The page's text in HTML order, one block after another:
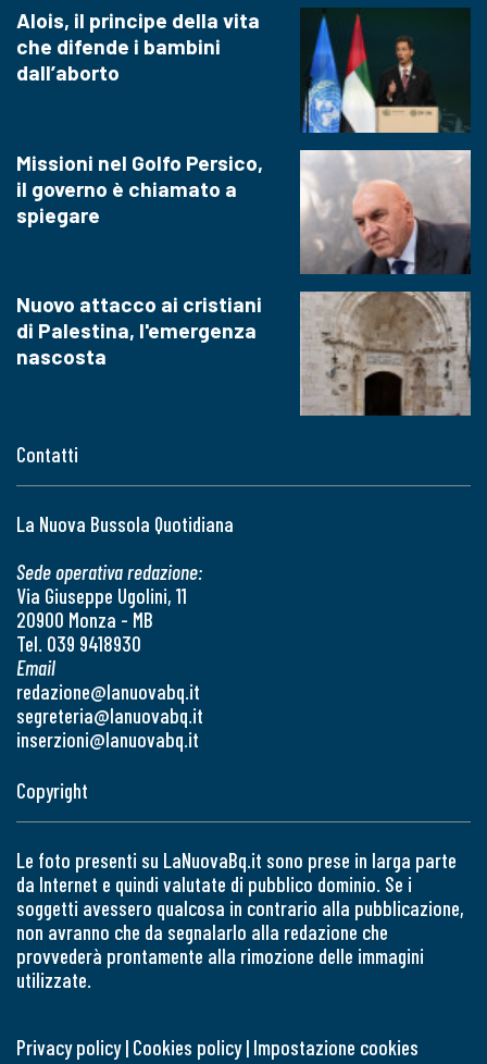
Contatti
La Nuova Bussola Quotidiana
Sede operativa redazione:
Via Giuseppe Ugolini, 11
20900 Monza - MB
Tel. 039 9418930
Email
redazione@lanuovabq.it
segreteria@lanuovabq.it
inserzioni@lanuovabq.it
Alois, il principe della vita
che difende i bambini
dall’aborto
Missioni nel Golfo Persico,
il governo è chiamato a
spiegare
Nuovo attacco ai cristiani
di Palestina, l'emergenza
nascosta
Copyright
Le foto presenti su LaNuovaBq.it sono prese in larga parte
da Internet e quindi valutate di pubblico dominio. Se i
soggetti avessero qualcosa in contrario alla pubblicazione,
non avranno che da segnalarlo alla redazione che
provvederà prontamente alla rimozione delle immagini
utilizzate.
Privacy policy| Cookies policy| Impostazione cookies